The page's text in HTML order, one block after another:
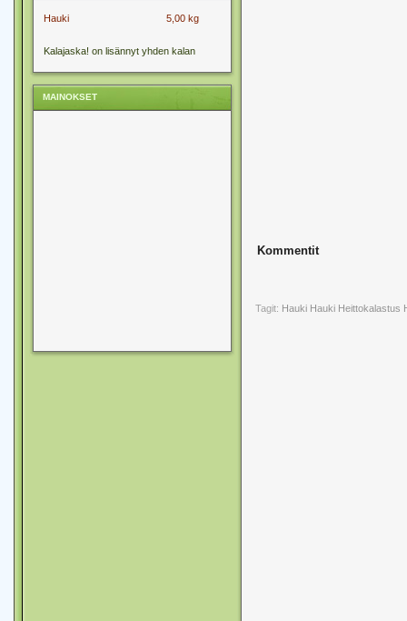
Hauki 5,00 kg
Kalajaska! on lisännyt yhden kalan
MAINOKSET
Kommentit
Tagit: Hauki Hauki Heittokalastus